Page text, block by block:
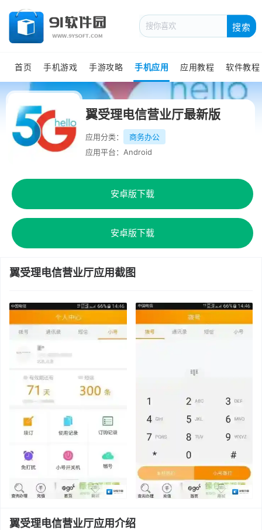
搜索
首页 手机游戏 手游攻略 手机应用 应用教程 软件教程
翼受理电信营业厅最新版
应用分类：
商务办公
应用平台：Android
安卓版下载
安卓版下载
翼受理电信营业厅应用截图
翼受理电信营业厅应用介绍